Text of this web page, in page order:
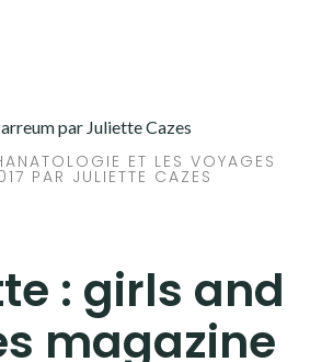
ET LES VOYAGES
PAR JULIETTE CAZES
: girls and
magazine